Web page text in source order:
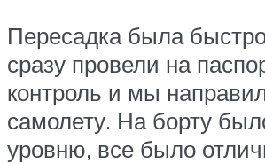
Пересадка была
сразу провели на
контроль и мы
самолету. На борту
уровню, все было